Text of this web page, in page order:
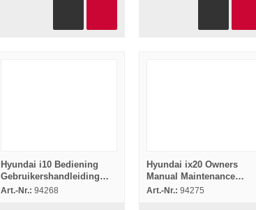
Hyundai i10 Bediening
Gebruikershandleiding
Onderhoud 2008
Art.-Nr.: 94268
Hyundai ix20 Owners
Manual Maintenance
Operation 2015
Art.-Nr.: 94275